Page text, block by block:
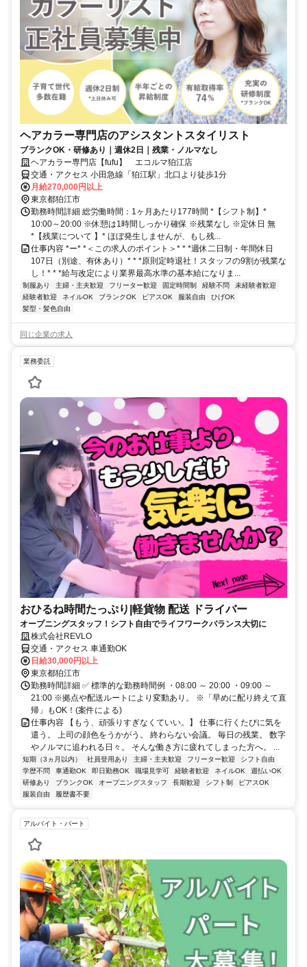
ヘアカラー専門店のアシスタントスタイリスト
ブランクOK・研修あり｜週休2日｜残業・ノルマなし
ヘアカラー専門店【fufu】 エコルマ狛江店
交通・アクセス 小田急線「狛江駅」北口より徒歩1分
月給270,000円以上
東京都狛江市
勤務時間詳細 総労働時間：1ヶ月あたり177時間 *【シフト制】*
10:00～20:00 ※休憩は1時間しっかり確保 ※残業なし ※定休日 無
*【残業について 】* ほぼ発生しませんが、もし残...
仕事内容 *ー* *＜この求人のポイント＞* * *週休二日制・年間休日
107日（別途、有休あり）* * *原則定時退社！スタッフの9割が残業な
し！* * *給与改定により業界最高水準の基本給になりま...
制服あり 主婦・主夫歓迎 フリーター歓迎 固定時間制 経験不問
未経験者歓迎
経験者歓迎
ネイルOK ブランクOK ピアスOK 服装自由
ひげOK
髪型・髪色自由
同じ企業の求人
業務委託
おひるね時間たっぷり|軽貨物 配送 ドライバー
オープニングスタッフ！シフト自由でライフワークバランス大切に
株式会社REVLO
交通・アクセス 車通勤OK
日給30,000円以上
東京都狛江市
勤務時間詳細 ✅ 標準的な勤務時間例 ・08:00 ～ 20:00 ・09:00 ～
21:00 ※拠点や配送ルートにより変動あり。 ※「早めに配り終えて直
帰」もOK！(案件による)
仕事内容 【もう、頑張りすぎなくていい。】 仕事に行くたびに気を
遣う。 上司の顔色をうかがう。 終わらない会議。 毎日の残業。 数字
やノルマに追われる日々。 そんな働き方に疲れてしまった方へ。 ...
短期（3ヵ月以内） 社員登用あり 主婦・主夫歓迎 フリーター歓迎
シフト自由
学歴不問
車通勤OK 即日勤務OK 職場見学可 経験者歓迎 ネイルOK
週払いOK
研修あり
ブランクOK オープニングスタッフ 長期歓迎 シフト制
ピアスOK
服装自由
履歴書不要
アルバイト・パート